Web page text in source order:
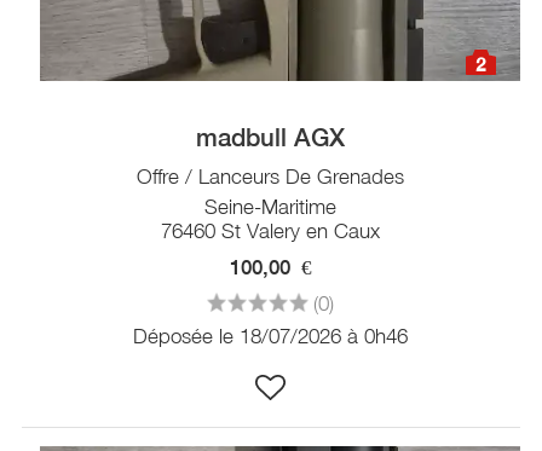
2
madbull AGX
Offre / Lanceurs De Grenades
Seine-Maritime
76460 St Valery en Caux
100,00 €
(0)
Déposée le 18/07/2026 à 0h46